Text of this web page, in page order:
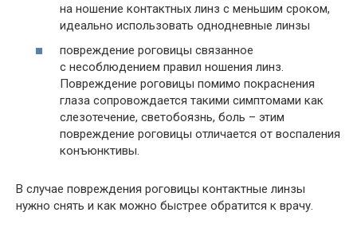
на ношение контактных линз с меньшим сроком,
идеально использовать однодневные линзы
повреждение роговицы связанное
с несоблюдением правил ношения линз.
Повреждение роговицы помимо покраснения
глаза сопровождается такими симптомами как
слезотечение, светобоязнь, боль – этим
повреждение роговицы отличается от воспаления
конъюнктивы.
В случае повреждения роговицы контактные линзы
нужно снять и как можно быстрее обратится к врачу.